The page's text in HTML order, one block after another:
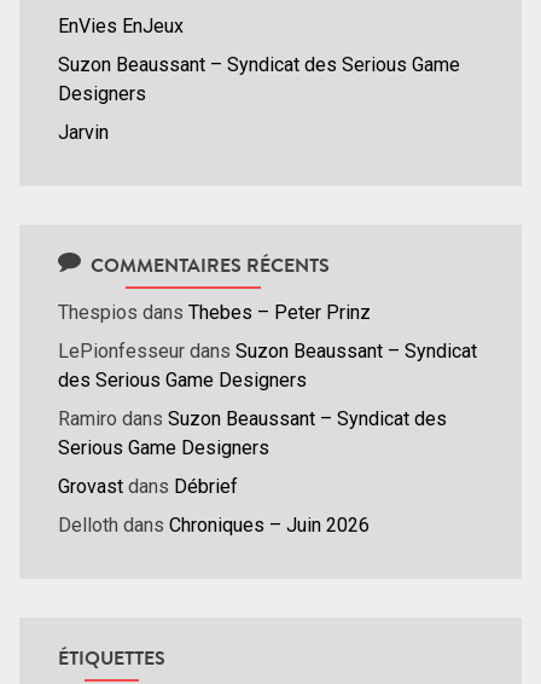
EnVies EnJeux
Suzon Beaussant – Syndicat des Serious Game
Designers
Jarvin
COMMENTAIRES RÉCENTS
Thespios dans Thebes – Peter Prinz
LePionfesseur dans Suzon Beaussant – Syndicat
des Serious Game Designers
Ramiro dans Suzon Beaussant – Syndicat des
Serious Game Designers
Grovast dans Débrief
Delloth dans Chroniques – Juin 2026
ÉTIQUETTES